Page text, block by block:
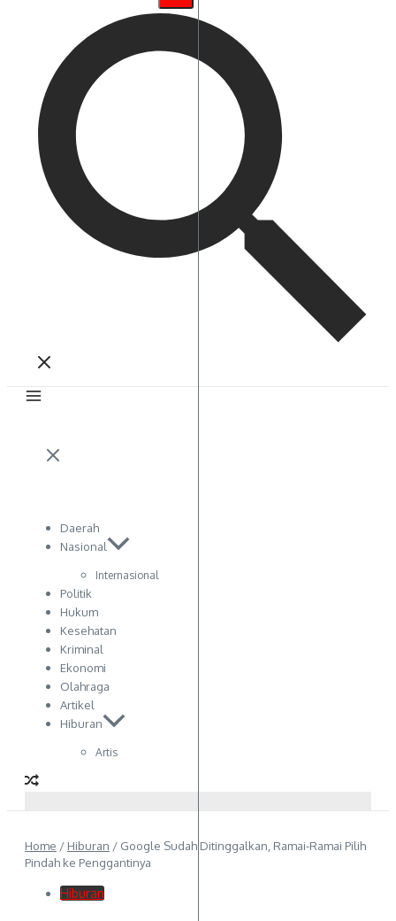
Daerah
Nasional
Internasional
Politik
Hukum
Kesehatan
Kriminal
Ekonomi
Olahraga
Artikel
Hiburan
Artis
Home / Hiburan / Google Sudah Ditinggalkan, Ramai-Ramai Pilih
Pindah ke Penggantinya
Hiburan